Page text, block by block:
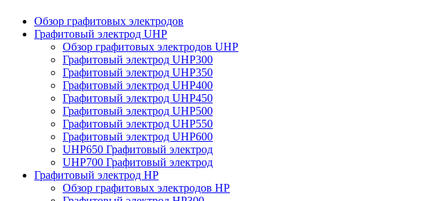
Обзор графитовых электродов
Графитовый электрод UHP
Обзор графитовых электродов UHP
Графитовый электрод UHP300
Графитовый электрод UHP350
Графитовый электрод UHP400
Графитовый электрод UHP450
Графитовый электрод UHP500
Графитовый электрод UHP550
Графитовый электрод UHP600
UHP650 Графитовый электрод
UHP700 Графитовый электрод
Графитовый электрод HP
Обзор графитовых электродов HP